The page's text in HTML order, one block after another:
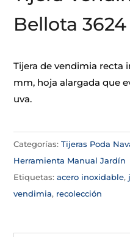
Bellota
Tijera de vendimia recta
mm, hoja alargada que
uva.
Categorías:Tijeras Poda
Herramienta Manual Jardín
Etiquetas:acero inoxidable,
vendimia, recolección